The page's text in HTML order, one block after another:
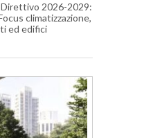
2026-2029:
climatizzazione,
ed edifici